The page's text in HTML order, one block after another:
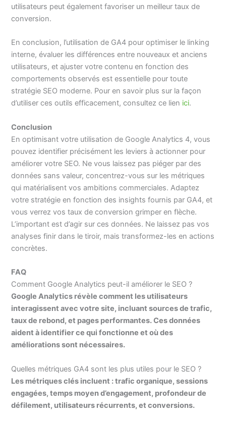
utilisateurs peut également favoriser un meilleur taux de
conversion.
En conclusion, l’utilisation de GA4 pour optimiser le linking
interne, évaluer les différences entre nouveaux et anciens
utilisateurs, et ajuster votre contenu en fonction des
comportements observés est essentielle pour toute
stratégie SEO moderne. Pour en savoir plus sur la façon
d’utiliser ces outils efficacement, consultez ce lien ici.
Conclusion
En optimisant votre utilisation de Google Analytics 4, vous
pouvez identifier précisément les leviers à actionner pour
améliorer votre SEO. Ne vous laissez pas piéger par des
données sans valeur, concentrez-vous sur les métriques
qui matérialisent vos ambitions commerciales. Adaptez
votre stratégie en fonction des insights fournis par GA4, et
vous verrez vos taux de conversion grimper en flèche.
L’important est d’agir sur ces données. Ne laissez pas vos
analyses finir dans le tiroir, mais transformez-les en actions
concrètes.
FAQ
Comment Google Analytics peut-il améliorer le SEO ?
Google Analytics révèle comment les utilisateurs
interagissent avec votre site, incluant sources de trafic,
taux de rebond, et pages performantes. Ces données
aident à identifier ce qui fonctionne et où des
améliorations sont nécessaires.
Quelles métriques GA4 sont les plus utiles pour le SEO ?
Les métriques clés incluent : trafic organique, sessions
engagées, temps moyen d’engagement, profondeur de
défilement, utilisateurs récurrents, et conversions.